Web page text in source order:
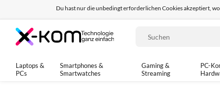
Du hast nur die unbedingt erforderlichen Cookies akzeptiert,
Seit 8 Jahren für dich da!
Laptops &
PCs
Smartphones &
Smartwatches
Gaming &
Streaming
PC-